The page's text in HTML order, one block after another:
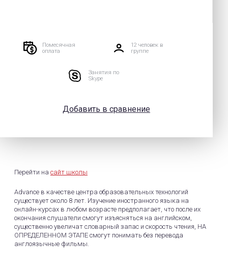
Помесячная
оплата
12 человек в
группе
Занятия по
Skype
Добавить в сравнение
Перейти на сайт школы
Advance в качестве центра образовательных технологий
существует около 8 лет. Изучение иностранного языка на
онлайн-курсах в любом возрасте предполагает, что после их
окончания слушатели смогут изъясняться на английском,
существенно увеличат словарный запас и скорость чтения, НА
ОПРЕДЕЛЕННОМ ЭТАПЕ смогут понимать без перевода
англоязычные фильмы.